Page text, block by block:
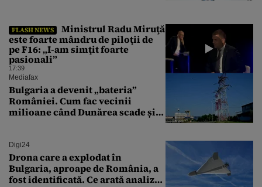
FLASH NEWS
Ministrul Radu Miruţă
este foarte mândru de piloţii de
pe F16: „I-am simţit foarte
pasionali”
17:39
Mediafax
Bulgaria a devenit „bateria”
României. Cum fac vecinii
milioane când Dunărea scade și
Digi24
Drona care a explodat în
Bulgaria, aproape de România, a
fost identificată. Ce arată analiza